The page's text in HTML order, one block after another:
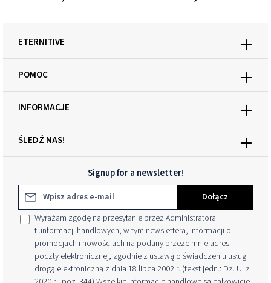
Signup for a newsletter!
Adres e-mail*
Dołącz
Wyrażam zgodę na przesyłanie przez Administratora
tj.informacji handlowych, w tym newslettera, informacji o
promocjach i nowościach na podany przeze mnie adres
poczty elektronicznej, zgodnie z ustawą o świadczeniu usług
drogą elektroniczną z dnia 18 lipca 2002 r. (tekst jedn.: Dz. U. z
ŚLEDŹ NAS!
ETERNITIVE
POMOC
INFORMACJE